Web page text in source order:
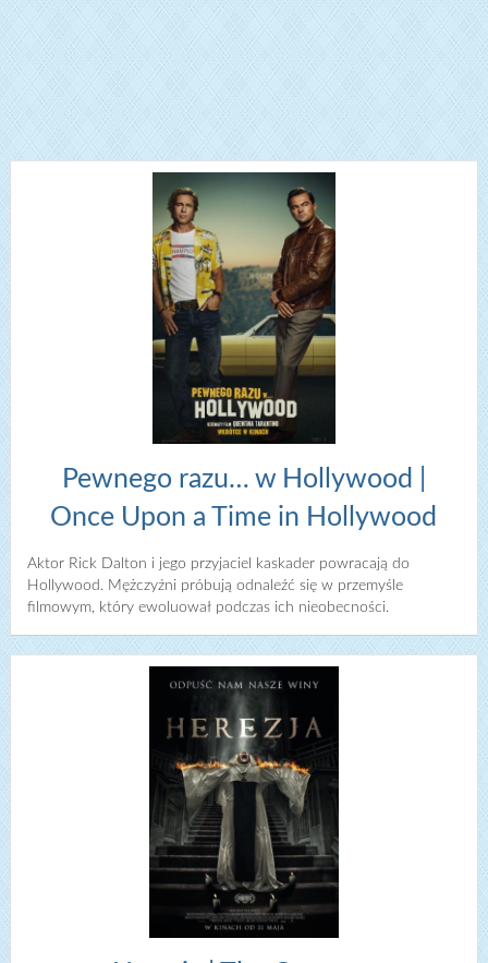
Pewnego razu… w Hollywood |
Once Upon a Time in Hollywood
Aktor Rick Dalton i jego przyjaciel kaskader powracają do
Hollywood. Mężczyźni próbują odnaleźć się w przemyśle
filmowym, który ewoluował podczas ich nieobecności.